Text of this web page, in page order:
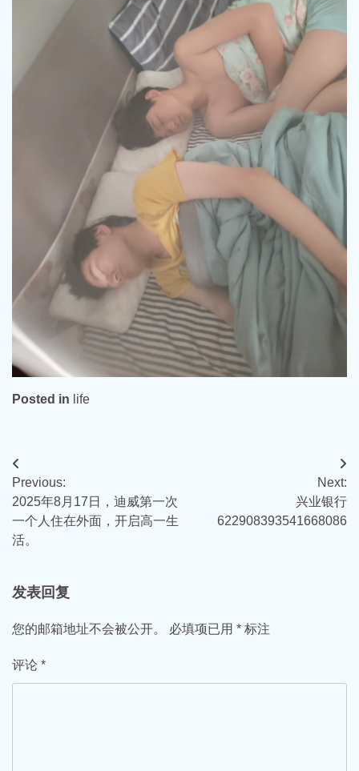
Posted in life
文
章
导
航
Previous:
2025年8月17日，迪威第一次
一个人住在外面，开启高一生
活。
Next:
兴业银行
622908393541668086
发表回复
您的邮箱地址不会被公开。 必填项已用 * 标注
评论 *